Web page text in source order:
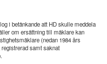
i betänkande att HD skulle meddela
om ersättning till mäklare kan
(nedan 1984 års
samt saknat